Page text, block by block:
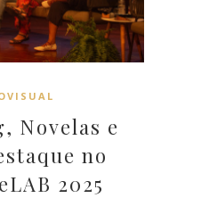
Novelas e
no
2025